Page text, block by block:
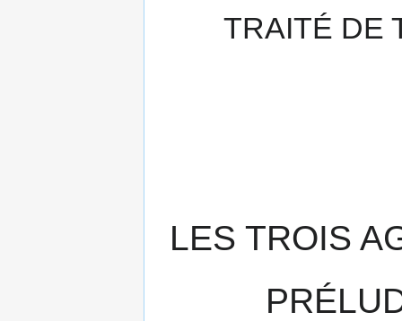
TRAITÉ DE
LES TROIS